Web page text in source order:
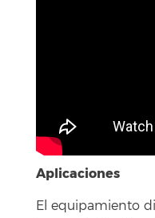
Aplicaciones
El equipamiento